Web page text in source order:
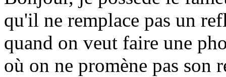
qu'il ne remplace pas un
quand on veut faire une
où on ne promène pas son